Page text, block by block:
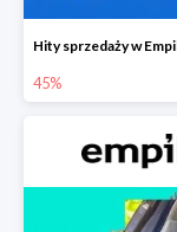
45%